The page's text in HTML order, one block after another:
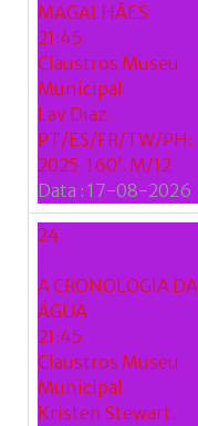
MAGALHÃES
21:45
Claustros Museu
Municipal
Lav Diaz.
PT/ES/FR/TW/PH:
2025. 160’. M/12
Data : 17-08-2026
24
A CRONOLOGIA DA
ÁGUA
21:45
Claustros Museu
Municipal
Kristen Stewart.